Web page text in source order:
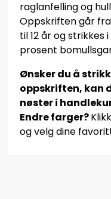
raglanfelling og
Oppskriften går
til 12 år og strikkes
prosent
Ønsker du å
oppskriften, kan
nøster i
Endre farger?
og velg dine